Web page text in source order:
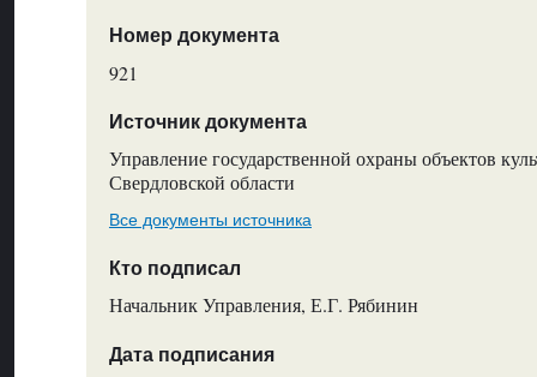
Номер документа
921
Источник документа
Управление государственной охраны объектов
Свердловской области
Все документы источника
Кто подписал
Начальник Управления, Е.Г. Рябинин
Дата подписания